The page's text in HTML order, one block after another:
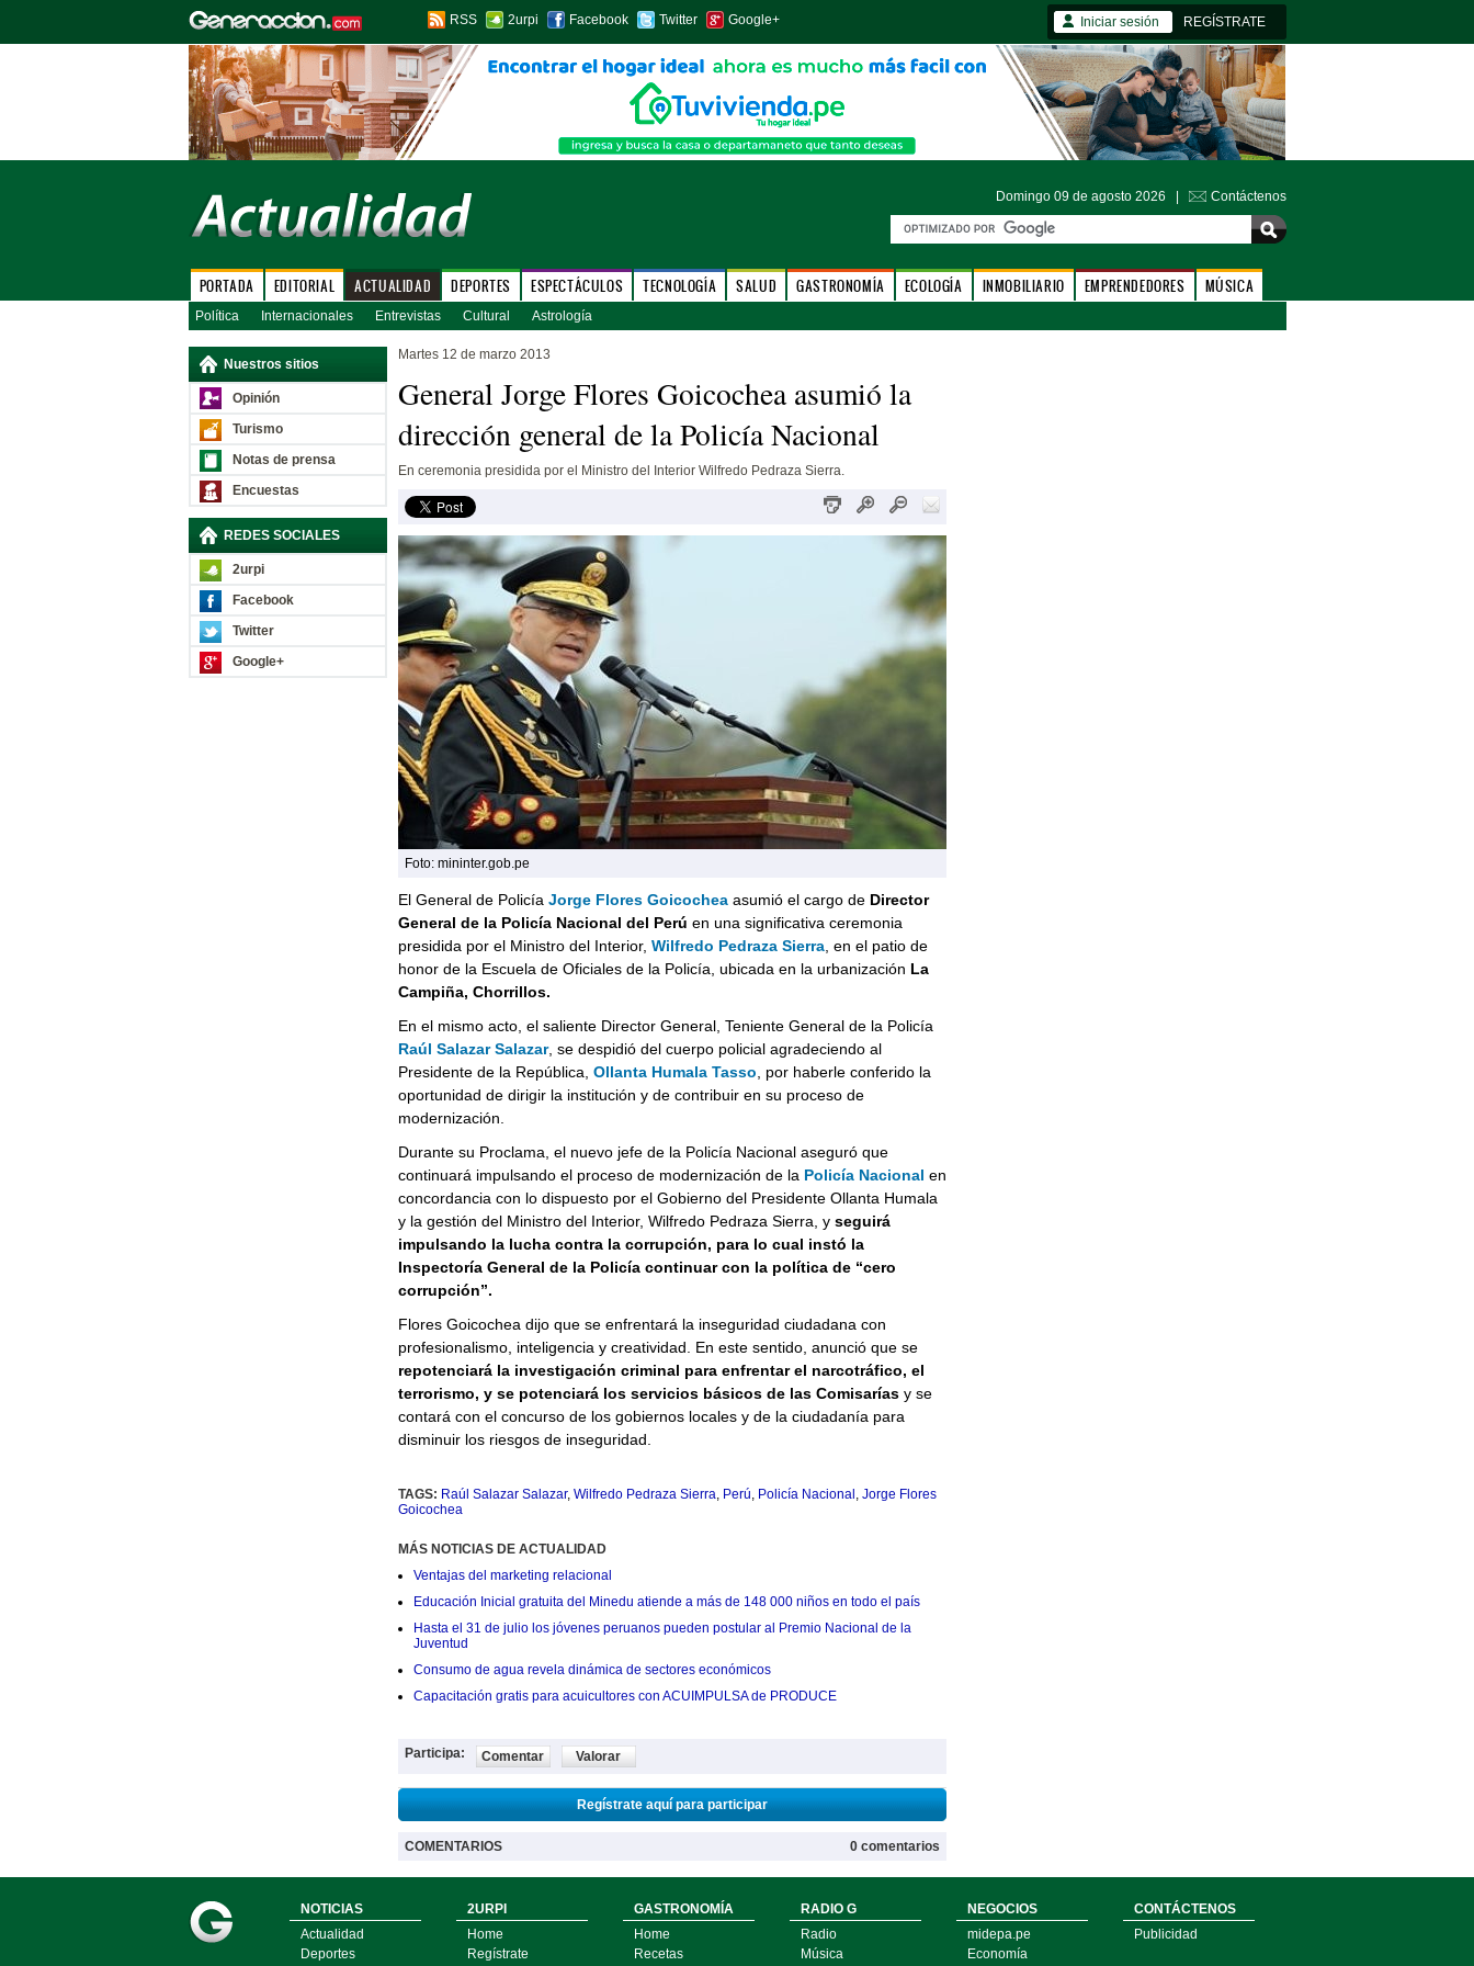
RSS 2urpi Facebook Twitter Google+ Iniciar sesión REGÍSTRATE
Domingo 09 de agosto 2026 | Contáctenos
PORTADA EDITORIAL ACTUALIDAD DEPORTES ESPECTÁCULOS TECNOLOGÍA SALUD GASTRONOMÍA ECOLOGÍA INMOBILIARIO EMPRENDEDORES MÚSICA
Política Internacionales Entrevistas Cultural Astrología
Nuestros sitios
Opinión
Turismo
Notas de prensa
Encuestas
REDES SOCIALES
2urpi
Facebook
Twitter
Google+
Martes 12 de marzo 2013
General Jorge Flores Goicochea asumió la
dirección general de la Policía Nacional
En ceremonia presidida por el Ministro del Interior Wilfredo Pedraza Sierra.
Foto: mininter.gob.pe
El General de Policía Jorge Flores Goicocheaasumió el cargo de Director
General de la Policía Nacional del Perú en una significativa ceremonia
presidida por el Ministro del Interior, Wilfredo Pedraza Sierra, en el patio de
honor de la Escuela de Oficiales de la Policía, ubicada en la urbanización La
Campiña, Chorrillos.
En el mismo acto, el saliente Director General, Teniente General de la Policía
Raúl Salazar Salazar, se despidió del cuerpo policial agradeciendo al
Presidente de la República, Ollanta Humala Tasso , por haberle conferido la
oportunidad de dirigir la institución y de contribuir en su proceso de
modernización.
Durante su Proclama, el nuevo jefe de la Policía Nacional aseguró que
continuará impulsando el proceso de modernización de la Policía Nacional en
concordancia con lo dispuesto por el Gobierno del Presidente Ollanta Humala
y la gestión del Ministro del Interior, Wilfredo Pedraza Sierra, y seguirá
impulsando la lucha contra la corrupción, para lo cual instó la
Inspectoría General de la Policía continuar con la política de “cero
corrupción”.
Flores Goicochea dijo que se enfrentará la inseguridad ciudadana con
profesionalismo, inteligencia y creatividad. En este sentido, anunció que se
repotenciará la investigación criminal para enfrentar el narcotráfico, el
terrorismo, y se potenciará los servicios básicos de las Comisaríasy se
contará con el concurso de los gobiernos locales y de la ciudadanía para
disminuir los riesgos de inseguridad.
TAGS: Raúl Salazar Salazar, Wilfredo Pedraza Sierra, Perú, Policía Nacional , Jorge Flores
Goicochea
MÁS NOTICIAS DE ACTUALIDAD
Ventajas del marketing relacional
Educación Inicial gratuita del Minedu atiende a más de 148 000 niños en todo el país
Hasta el 31 de julio los jóvenes peruanos pueden postular al Premio Nacional de la
Juventud
Consumo de agua revela dinámica de sectores económicos
Capacitación gratis para acuicultores con ACUIMPULSA de PRODUCE
Participa: Comentar Valorar
Regístrate aquí para participar
COMENTARIOS 0 comentarios
NOTICIAS
Actualidad
Deportes
2URPI
Home
Regístrate
GASTRONOMÍA
Home
Recetas
RADIO G
Radio
Música
NEGOCIOS
midepa.pe
Economía
CONTÁCTENOS
Publicidad